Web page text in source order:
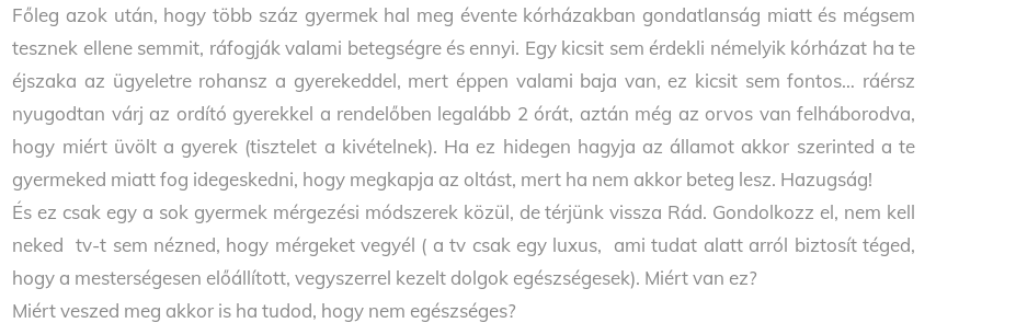
Főleg azok után, hogy több száz gyermek hal meg évente kórházakban gondatlanság miatt és mégsem
tesznek ellene semmit, ráfogják valami betegségre és ennyi. Egy kicsit sem érdekli némelyik kórházat ha te
éjszaka az ügyeletre rohansz a gyerekeddel, mert éppen valami baja van, ez kicsit sem fontos… ráérsz
nyugodtan várj az ordító gyerekkel a rendelőben legalább 2 órát, aztán még az orvos van felháborodva,
hogy miért üvölt a gyerek (tisztelet a kivételnek). Ha ez hidegen hagyja az államot akkor szerinted a te
gyermeked miatt fog idegeskedni, hogy megkapja az oltást, mert ha nem akkor beteg lesz. Hazugság!
És ez csak egy a sok gyermek mérgezési módszerek közül, de térjünk vissza Rád. Gondolkozz el, nem kell
neked tv-t sem nézned, hogy mérgeket vegyél ( a tv csak egy luxus, ami tudat alatt arról biztosít téged,
hogy a mesterségesen előállított, vegyszerrel kezelt dolgok egészségesek). Miért van ez?
Miért veszed meg akkor is ha tudod, hogy nem egészséges?